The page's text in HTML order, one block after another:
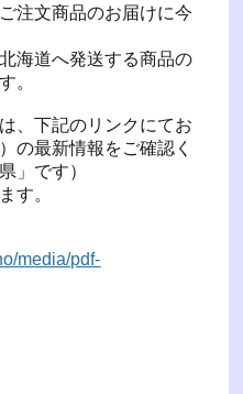
注文商品のお届けに今
海道へ発送する商品の
。
、下記のリンクにてお
の最新情報をご確認く
」です）
す。
media/pdf-